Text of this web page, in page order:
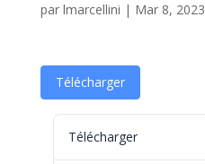
par lmarcellini | Mar 8, 2023
Télécharger
Télécharger